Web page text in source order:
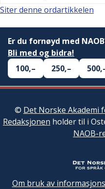
Siter denne ordartikkelen
Er du fornøyd med
Bli med og bidra!
100,–
250,–
© Det Norske Akademi
Redaksjonen holder til i
NAOB-
Om bruk av